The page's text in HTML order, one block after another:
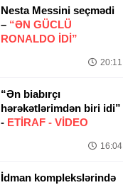
Nesta Messini seçmədi
– “ƏN GÜCLÜ
RONALDO IDI”
20:11
“Ən biabırçı
hərəkətlərimdən biri idi”
- ETIRAF - VİDEO
16:04
İdman komplekslərində